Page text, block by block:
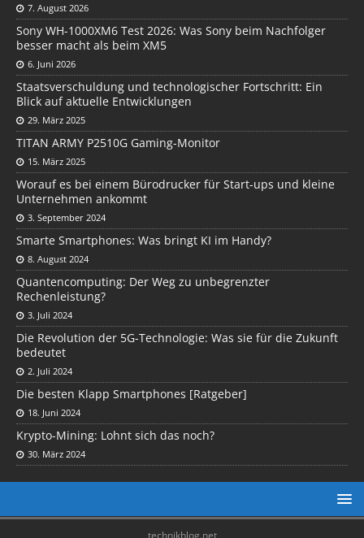
7. August 2026
Sony WH-1000XM6 Test 2026: Was Sony beim Nachfolger
besser macht als beim XM5
6. Juni 2026
Staatsverschuldung und technologischer Fortschritt: Ein
Blick auf aktuelle Entwicklungen
29. März 2025
TITAN ARMY P2510G Gaming-Monitor
15. März 2025
Worauf es bei einem Bürodrucker für Start-ups und kleine
Unternehmen ankommt
3. September 2024
Smarte Smartphones: Was bringt KI im Handy?
8. August 2024
Quantencomputing: Der Weg zu unbegrenzter
Rechenleistung?
3. Juli 2024
Die Revolution der 5G-Technologie: Was sie für die Zukunft
bedeutet
2. Juli 2024
Die besten Klapp Smartphones [Ratgeber]
18. Juni 2024
Krypto-Mining: Lohnt sich das noch?
30. März 2024
technikblog.net